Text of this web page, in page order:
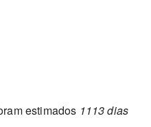
estimados 1113 dias